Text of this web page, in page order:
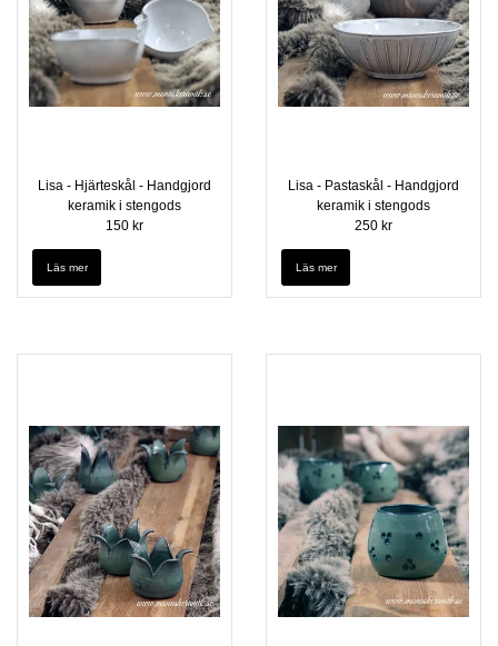
Lisa - Hjärteskål - Handgjord
keramik i stengods
150 kr
Läs mer
Lisa - Pastaskål - Handgjord
keramik i stengods
250 kr
Läs mer